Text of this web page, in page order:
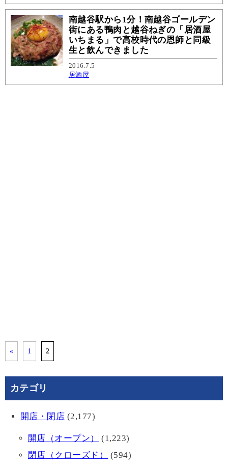
南越谷駅から1分！南越谷ゴールデン
街にある鴨肉と越谷ねぎの「居酒屋
いちまる」で高校時代の恩師と同級
生と飲んできました
2016.7.5
居酒屋
« 1 2
カテゴリ
開店・閉店 (2,177)
開店（オープン）
(1,223)
閉店（クローズド）
(594)